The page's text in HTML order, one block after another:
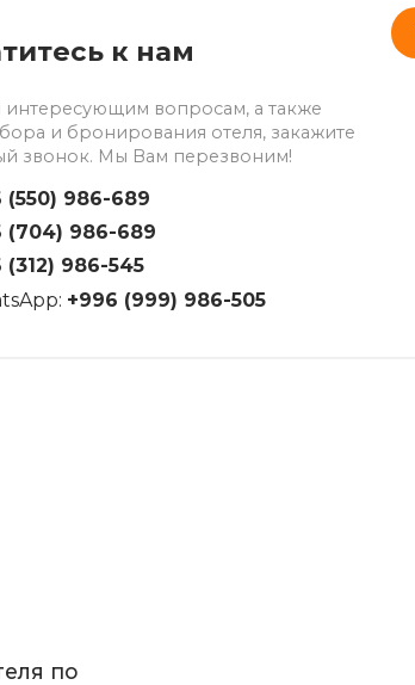
к нам
интересующим вопросам, а также
и бронирования отеля, закажите
звонок. Мы Вам перезвоним!
(550) 986-689
(704) 986-689
(312) 986-545
+996 (999) 986-505
по